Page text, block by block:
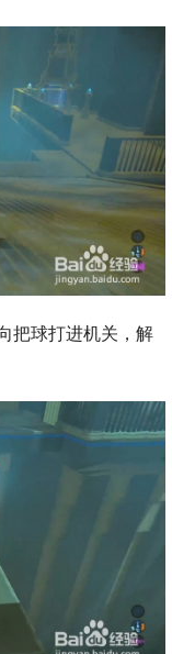
把球打进机关，解